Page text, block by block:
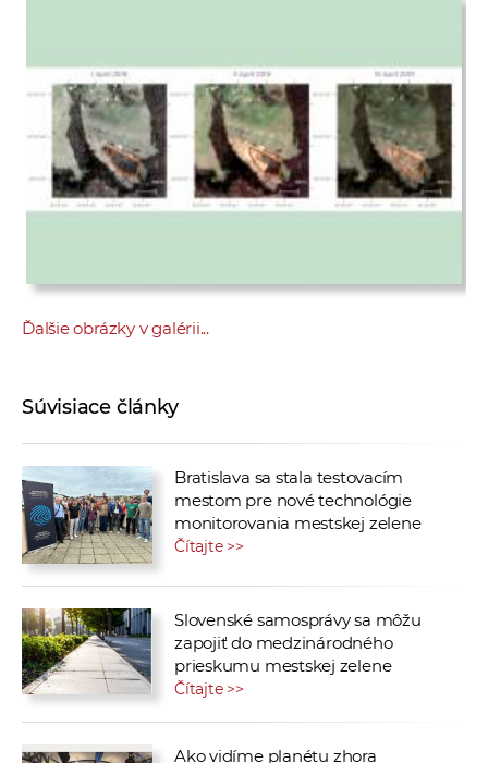
Ďalšie obrázky v galérii...
Súvisiace články
Bratislava sa stala testovacím
mestom pre nové technológie
monitorovania mestskej zelene
Čítajte >>
Slovenské samosprávy sa môžu
zapojiť do medzinárodného
prieskumu mestskej zelene
Čítajte >>
Ako vidíme planétu zhora